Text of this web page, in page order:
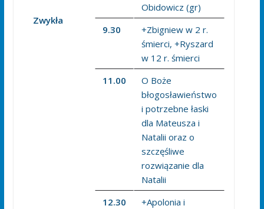
Zwykła
Obidowicz (gr)
9.30
+Zbigniew w 2 r.
śmierci, +Ryszard
w 12 r. śmierci
11.00
O Boże
błogosławieństwo
i potrzebne łaski
dla Mateusza i
Natalii oraz o
szczęśliwe
rozwiązanie dla
Natalii
12.30
+Apolonia i